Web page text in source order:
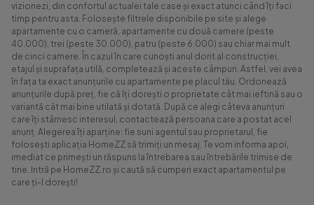
vizionezi, din confortul actualei tale case și exact atunci când îți faci
timp pentru asta. Folosește filtrele disponibile pe site și alege
apartamente cu o cameră, apartamente cu două camere (peste
40.000), trei (peste 30.000), patru (peste 6.000) sau chiar mai mult
de cinci camere. În cazul în care cunoști anul dorit al construcției,
etajul și suprafața utilă, completează și aceste câmpuri. Astfel, vei avea
în fața ta exact anunțurile cu apartamente pe placul tău. Ordonează
anunțurile după preț, fie că îți dorești o proprietate cât mai ieftină sau o
variantă cât mai bine utilată și dotată. După ce alegi câteva anunțuri
care îți stârnesc interesul, contactează persoana care a postat acel
anunț. Alegerea îți aparține: fie suni agentul sau proprietarul, fie
folosești aplicația HomeZZ să trimiți un mesaj. Te vom informa apoi,
imediat ce primești un răspuns la întrebarea sau întrebările trimise de
tine. Intră pe HomeZZ.ro și caută să cumperi exact apartamentul pe
care ți-l dorești!